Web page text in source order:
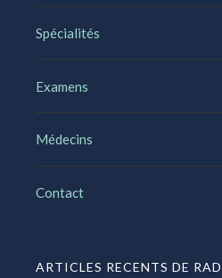
Spécialités
Examens
Médecins
Contact
ARTICLES RECENTS DE